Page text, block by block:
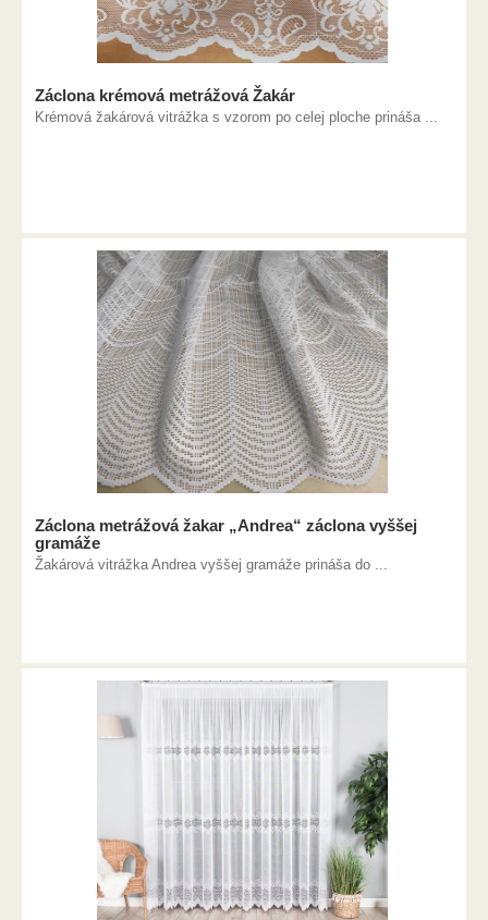
Záclona krémová metrážová Žakár
Krémová žakárová vitrážka s vzorom po celej ploche prináša ...
Záclona metrážová žakar „Andrea“ záclona vyššej
gramáže
Žakárová vitrážka Andrea vyššej gramáže prináša do ...